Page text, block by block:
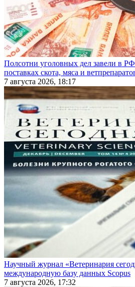
Полсотни уголовных дел завели в
поставках скота, мяса и
7 августа 2026, 18:17
Научный журнал «Ветеринария
международную базу данных Scopus
7 августа 2026, 17:32